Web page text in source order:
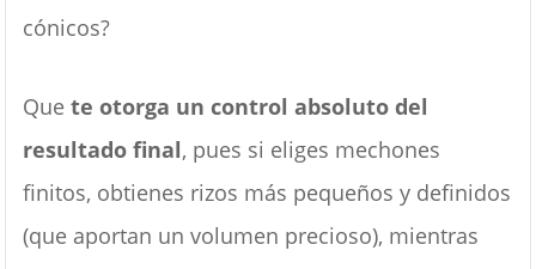
cónicos?
Que te otorga un control absoluto del
resultado final, pues si eliges mechones
finitos, obtienes rizos más pequeños y definidos
(que aportan un volumen precioso), mientras